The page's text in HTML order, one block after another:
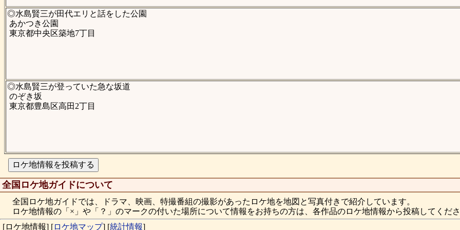
◎水島賢三が田代エリと話をした公園
あかつき公園
東京都中央区築地7丁目
◎水島賢三が登っていた急な坂道
のぞき坂
東京都豊島区高田2丁目
全国ロケ地ガイドについて
全国ロケ地ガイドでは、ドラマ、映画、特撮番組の撮影があったロケ地を地図と写真付きで紹介しています。
ロケ地情報の「×」や「？」のマークの付いた場所について情報をお持ちの方は、各作品のロケ地情報から投稿してくだ
[ロケ地情報] [ロケ地マップ] [統計情報]